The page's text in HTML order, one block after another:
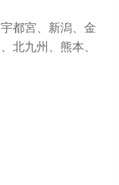
都宮、新潟、金
北九州、熊本、